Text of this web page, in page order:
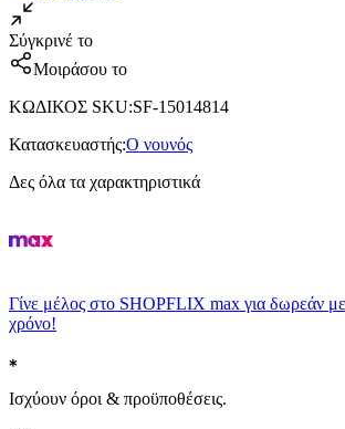
Σύγκρινέ το
Μοιράσου το
ΚΩΔΙΚΟΣ SKU:SF-15014814
Κατασκευαστής:Ο νουνός
Δες όλα τα χαρακτηριστικά
Γίνε μέλος στο SHOPFLIX max για δωρεάν
χρόνο!
Ισχύουν όροι & προϋποθέσεις.